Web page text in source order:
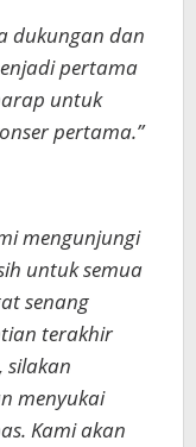
dukungan dan
pertama
untuk
pertama.”
mengunjungi
untuk semua
senang
terakhir
silakan
menyukai
Kami akan